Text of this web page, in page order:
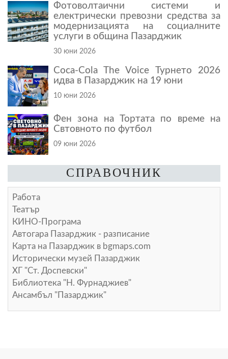
Фотоволтаични системи и
електрически превозни средства за
модернизацията на социалните
услуги в община Пазарджик
30 юни 2026
Coca-Cola The Voice Турнето 2026
идва в Пазарджик на 19 юни
10 юни 2026
Фен зона на Тортата по време на
Свтовното по футбол
09 юни 2026
СПРАВОЧНИК
Работа
Театър
КИНО-Програма
Автогара Пазарджик - разписание
Карта на Пазарджик в bgmaps.com
Исторически музей Пазарджик
ХГ "Ст. Доспевски"
Библиотека "Н. Фурнаджиев"
Ансамбъл "Пазарджик"